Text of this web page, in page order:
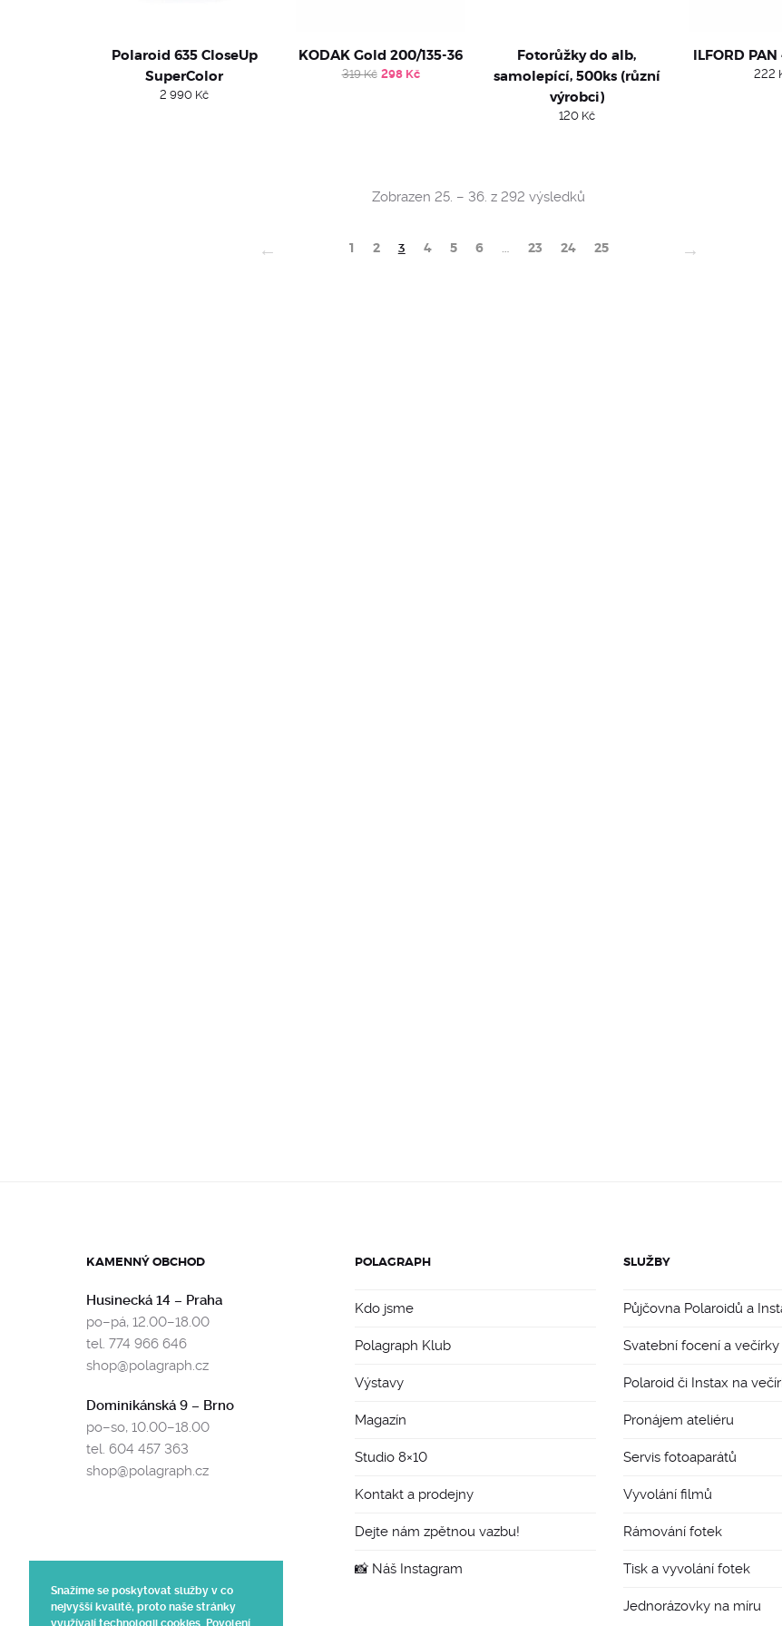
Snažíme se poskytovat služby v co
nejvyšší kvalitě, proto naše stránky
využívají technologii cookies. Povolení
Polaroid 635 CloseUp
SuperColor
2 990 Kč
KODAK Gold 200/135-36
319Kč Original
298 KčCurrent
Fotorůžky do alb,
samolepící, 500ks (různí
výrobci)
120 Kč
ILFORD
222
Zobrazen 25. – 36. z 292 výsledků
popularity
← 1 2 3 4 5 6 … 23 24 25 →
KAMENNÝ OBCHOD
Husinecká 14 – Praha
po–pá, 12.00–18.00
tel. 774 966 646
shop@polagraph.cz
Dominikánská 9 – Brno
po–so, 10.00–18.00
tel. 604 457 363
shop@polagraph.cz
POLAGRAPH
Kdo jsme
Polagraph Klub
Výstavy
Magazín
Studio 8×10
Kontakt a prodejny
Dejte nám zpětnou vazbu!
📸 Náš Instagram
SLUŽBY
Půjčovna Polaroidů a
Svatební focení a večírky
Polaroid či Instax na
Pronájem ateliéru
Servis fotoaparátů
Vyvolání filmů
Rámování fotek
Tisk a vyvolání fotek
Jednorázovky na míru